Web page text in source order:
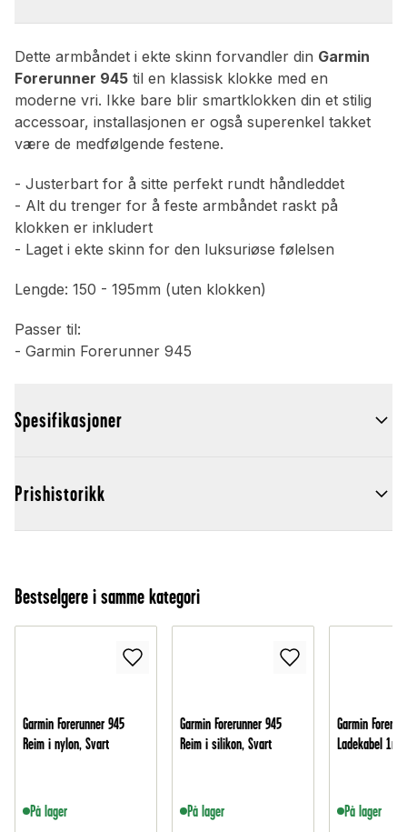
Dette armbåndet i ekte skinn forvandler din Garmin
Forerunner 945 til en klassisk klokke med en
moderne vri. Ikke bare blir smartklokken din et stilig
accessoar, installasjonen er også superenkel takket
være de medfølgende festene.
- Justerbart for å sitte perfekt rundt håndleddet
- Alt du trenger for å feste armbåndet raskt på
klokken er inkludert
- Laget i ekte skinn for den luksuriøse følelsen
Lengde: 150 - 195mm (uten klokken)
Passer til:
- Garmin Forerunner 945
Spesifikasjoner
Prishistorikk
Bestselgere i samme kategori
Garmin Forerunner 945
Reim i nylon, Svart
På lager
Garmin Forerunner 945
Reim i silikon, Svart
På lager
Garmin
Ladekabel 1m,
På lager